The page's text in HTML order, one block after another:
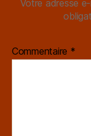
Votre adresse
Commentaire *